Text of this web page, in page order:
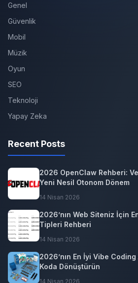
Genel
Güvenlik
Mobil
Müzik
Oyun
SEO
Teknoloji
Yapay Zeka
Recent Posts
2026 OpenClaw Rehberi:
Yeni Nesil Otonom Dönem
14 Nisan 2026
2026’nın Web Siteniz İçin
Tipleri Rehberi
14 Nisan 2026
2026’nın En İyi Vibe
Koda Dönüştürün
14 Nisan 2026